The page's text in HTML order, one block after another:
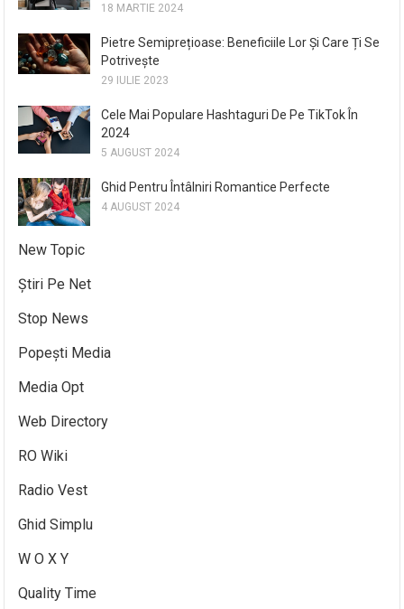
18 MARTIE 2024
Pietre Semiprețioase: Beneficiile Lor Și Care Ți Se
Potrivește
29 IULIE 2023
Cele Mai Populare Hashtaguri De Pe TikTok În
2024
5 AUGUST 2024
Ghid Pentru Întâlniri Romantice Perfecte
4 AUGUST 2024
New Topic
Știri Pe Net
Stop News
Popești Media
Media Opt
Web Directory
RO Wiki
Radio Vest
Ghid Simplu
W O X Y
Quality Time